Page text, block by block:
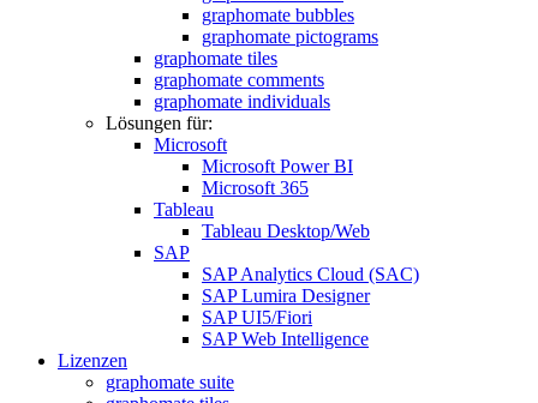
graphomate bubbles
graphomate pictograms
graphomate tiles
graphomate comments
graphomate individuals
Lösungen für:
Microsoft
Microsoft Power BI
Microsoft 365
Tableau
Tableau Desktop/Web
SAP
SAP Analytics Cloud (SAC)
SAP Lumira Designer
SAP UI5/Fiori
SAP Web Intelligence
Lizenzen
graphomate suite